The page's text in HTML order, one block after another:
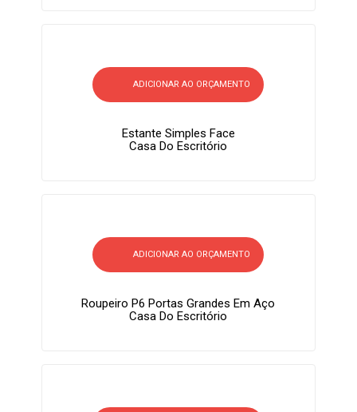
ADICIONAR AO ORÇAMENTO
Estante Simples Face
Casa Do Escritório
ADICIONAR AO ORÇAMENTO
Roupeiro P6 Portas Grandes Em Aço
Casa Do Escritório